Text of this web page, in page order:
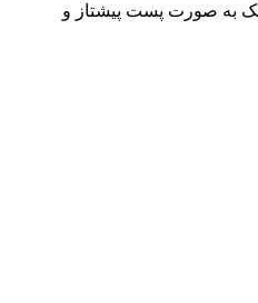
به صورت پست پیشتاز و